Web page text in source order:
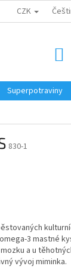
CZK
Superpotraviny
830-1
3 mastné
a u
vývoj miminka.